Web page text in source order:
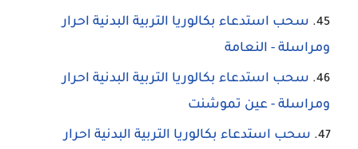
سحب استدعاء بكالوريا التربية البدنية احرار
ومراسلة - النعامة
سحب استدعاء بكالوريا التربية البدنية احرار
ومراسلة - عين تموشنت
سحب استدعاء بكالوريا التربية البدنية احرار